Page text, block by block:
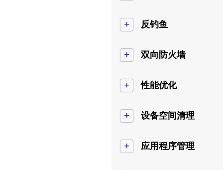
+ 反钓鱼
+ 双向防火墙
+ 性能优化
+ 设备空间清理
+ 应用程序管理